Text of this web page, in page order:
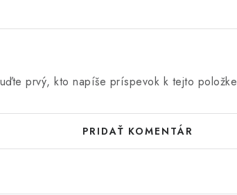
prvý, kto napíše príspevok k tejto
PRIDAŤ KOMENTÁR